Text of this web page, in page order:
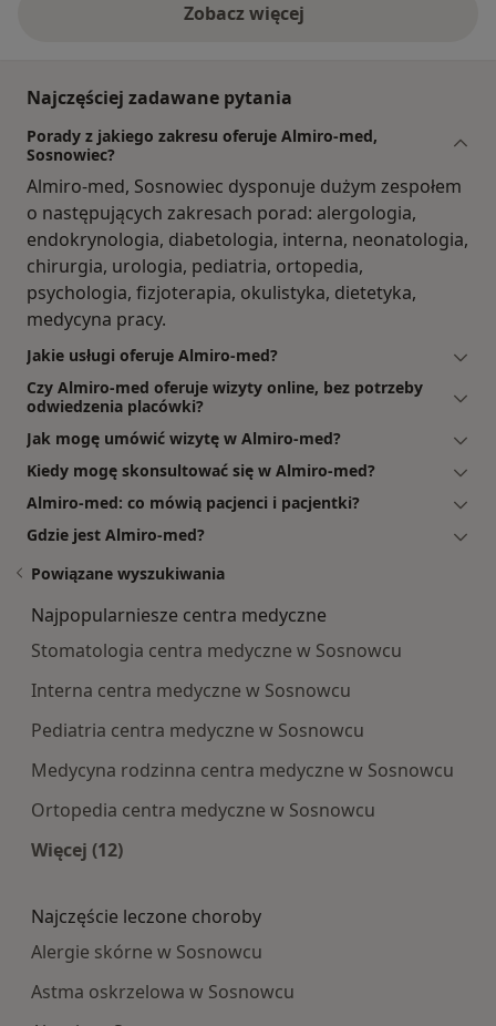
Zobacz więcej
Najczęściej zadawane pytania
Porady z jakiego zakresu oferuje Almiro-med,
Sosnowiec?
Almiro-med, Sosnowiec dysponuje dużym zespołem
o następujących zakresach porad: alergologia,
endokrynologia, diabetologia, interna, neonatologia,
chirurgia, urologia, pediatria, ortopedia,
psychologia, fizjoterapia, okulistyka, dietetyka,
medycyna pracy.
Jakie usługi oferuje Almiro-med?
Czy Almiro-med oferuje wizyty online, bez potrzeby
odwiedzenia placówki?
Jak mogę umówić wizytę w Almiro-med?
Kiedy mogę skonsultować się w Almiro-med?
Almiro-med: co mówią pacjenci i pacjentki?
Gdzie jest Almiro-med?
Powiązane wyszukiwania
Najpopularniesze centra medyczne
Stomatologia centra medyczne w Sosnowcu
Interna centra medyczne w Sosnowcu
Pediatria centra medyczne w Sosnowcu
Medycyna rodzinna centra medyczne w Sosnowcu
Ortopedia centra medyczne w Sosnowcu
Więcej (12)
Najczęście leczone choroby
Alergie skórne w Sosnowcu
Astma oskrzelowa w Sosnowcu